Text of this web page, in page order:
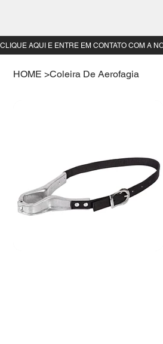
HOME >Coleira De Aerofagia
CLIQUE AQUI E ENTRE EM CONTATO COM A